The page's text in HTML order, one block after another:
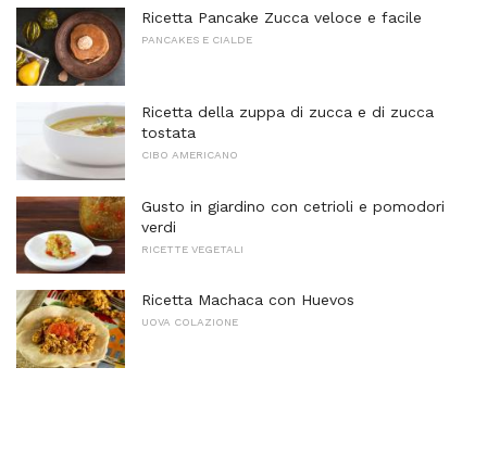
Ricetta Pancake Zucca veloce e facile
PANCAKES E CIALDE
Ricetta della zuppa di zucca e di zucca
tostata
CIBO AMERICANO
Gusto in giardino con cetrioli e pomodori
verdi
RICETTE VEGETALI
Ricetta Machaca con Huevos
UOVA COLAZIONE